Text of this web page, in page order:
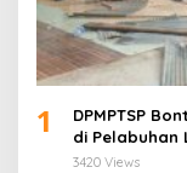
1
DPMPTSP
di Pelabuhan
Dikuasai!”
3420 Views